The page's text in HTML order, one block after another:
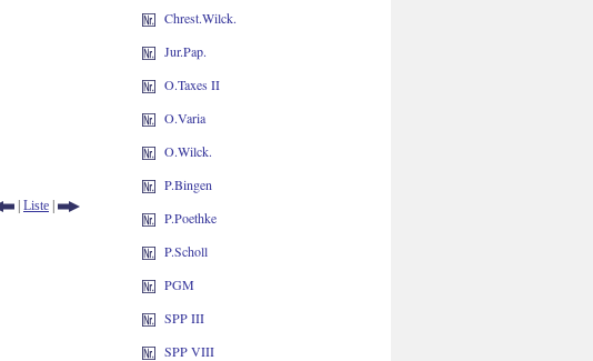
| Liste |
Chrest.Wilck.
Jur.Pap.
O.Taxes II
O.Varia
O.Wilck.
P.Bingen
P.Poethke
P.Scholl
PGM
SPP III
SPP VIII